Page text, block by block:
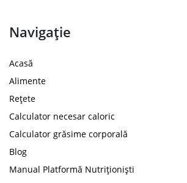
Navigație
Acasă
Alimente
Rețete
Calculator necesar caloric
Calculator grăsime corporală
Blog
Manual Platformă Nutriționiști